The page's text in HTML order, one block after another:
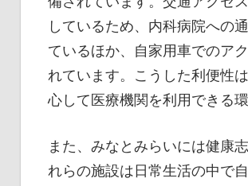
しているため、内科病院への
ているほか、自家用車でのア
れています。こうした利便性
心して医療機関を利用できる
また、みなとみらいには健康
れらの施設は日常生活の中で